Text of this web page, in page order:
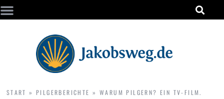
START »PILGERBERICHTE » WARUM PILGERN? EIN TV-FILM.